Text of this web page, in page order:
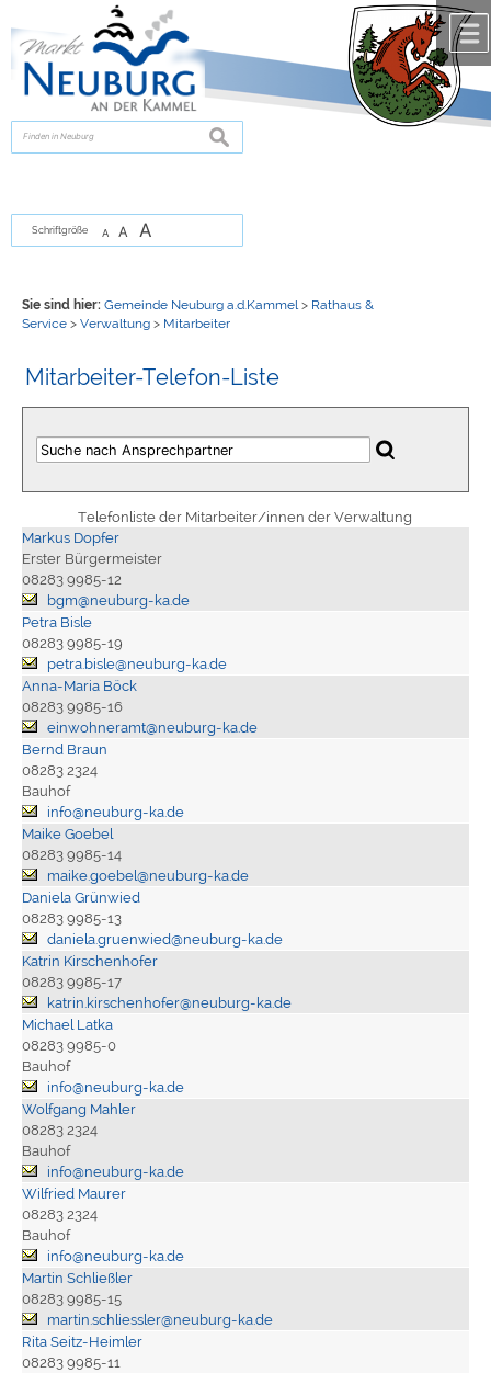
zur Navigationoder
springen.
suchen
Schriftgröße A A A
Sie sind hier: Gemeinde Neuburg a.d.Kammel > Rathaus &
Service> Verwaltung> Mitarbeiter
Mitarbeiter-Telefon-Liste
Telefonliste der Mitarbeiter/innen der Verwaltung
Markus Dopfer
Erster Bürgermeister
08283 9985-12
bgm@neuburg-ka.de
Petra Bisle
08283 9985-19
petra.bisle@neuburg-ka.de
Anna-Maria Böck
08283 9985-16
einwohneramt@neuburg-ka.de
Bernd Braun
08283 2324
Bauhof
info@neuburg-ka.de
Maike Goebel
08283 9985-14
maike.goebel@neuburg-ka.de
Daniela Grünwied
08283 9985-13
daniela.gruenwied@neuburg-ka.de
Katrin Kirschenhofer
08283 9985-17
katrin.kirschenhofer@neuburg-ka.de
Michael Latka
08283 9985-0
Bauhof
info@neuburg-ka.de
Wolfgang Mahler
08283 2324
Bauhof
info@neuburg-ka.de
Wilfried Maurer
08283 2324
Bauhof
info@neuburg-ka.de
Martin Schließler
08283 9985-15
martin.schliessler@neuburg-ka.de
Rita Seitz-Heimler
08283 9985-11